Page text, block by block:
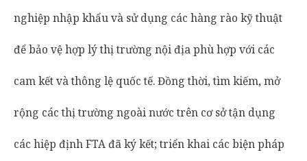
nghiệp nhập khẩu và sử dụng các hàng rào kỹ thuật
để bảo vệ hợp lý thị trường nội địa phù hợp với các
cam kết và thông lệ quốc tế. Đồng thời, tìm kiếm, mở
rộng các thị trường ngoài nước trên cơ sở tận dụng
các hiệp định FTA đã ký kết; triển khai các biện pháp